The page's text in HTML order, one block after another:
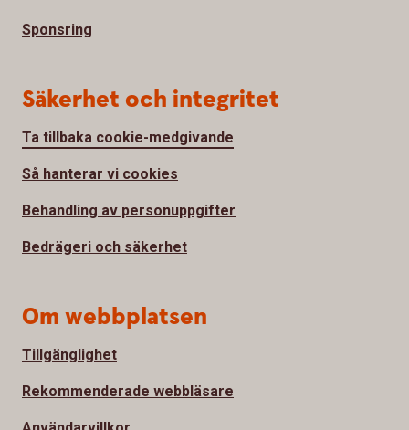
Sponsring
Säkerhet och integritet
Ta tillbaka cookie-medgivande
Så hanterar vi cookies
Behandling av personuppgifter
Bedrägeri och säkerhet
Om webbplatsen
Tillgänglighet
Rekommenderade webbläsare